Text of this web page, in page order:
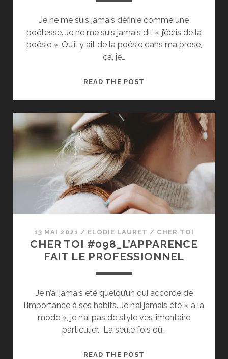
Je ne me suis jamais définie comme une
poétesse. Je ne me suis jamais dit « j’écris de la
poésie ». Qu’il y ait de la poésie dans ma prose,
ça, je…
READ THE POST
RUPTURE
POÉTIQUE
13 MAI 2021 / ELODIE LAURET / CHER TOI
CHER TOI #098_L’APPARENCE
FAIT LE PROFESSIONNEL
Je n’ai jamais été quelqu’un qui accorde de
l’importance à ses habits. Je n’ai jamais été « à la
mode », je n’ai pas de style vestimentaire
particulier. La seule fois où…
READ THE POST